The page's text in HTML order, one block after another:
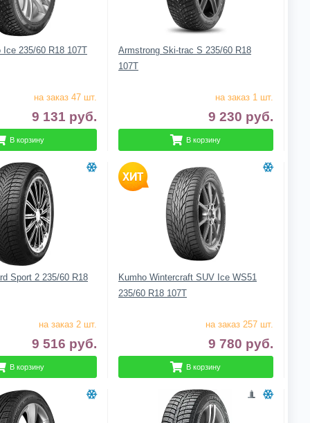
Ice 235/60 R18 107T
на заказ 47 шт.
9 131 руб.
В корзину
Armstrong Ski-trac S 235/60 R18
107T
на заказ 1 шт.
9 230 руб.
В корзину
Sport 2 235/60 R18
на заказ 2 шт.
9 516 руб.
В корзину
Kumho Wintercraft SUV Ice WS51
235/60 R18 107T
на заказ 257 шт.
9 780 руб.
В корзину